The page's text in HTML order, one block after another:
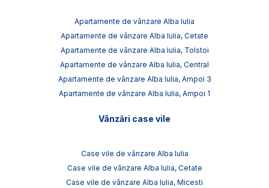
Apartamente de vânzare Alba Iulia
Apartamente de vânzare Alba Iulia, Cetate
Apartamente de vânzare Alba Iulia, Tolstoi
Apartamente de vânzare Alba Iulia, Central
Apartamente de vânzare Alba Iulia, Ampoi 3
Apartamente de vânzare Alba Iulia, Ampoi 1
Vânzări case vile
Case vile de vânzare Alba Iulia
Case vile de vânzare Alba Iulia, Cetate
Case vile de vânzare Alba Iulia, Micesti